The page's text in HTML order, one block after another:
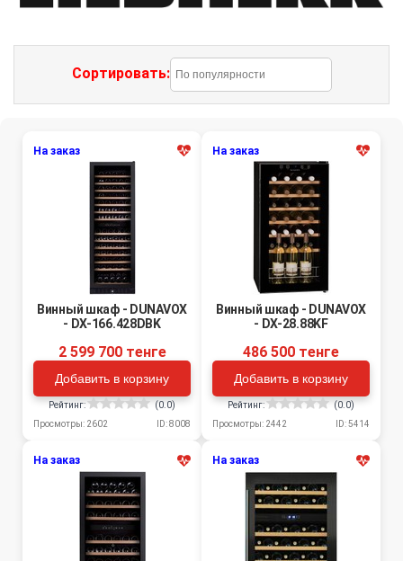
Сортировать:
На заказ
Винный шкаф - DUNAVOX
- DX-166.428DBK
2 599 700 тенге
Добавить в корзину
Рейтинг:
(0.0)
Просмотры: 2602
ID: 8008
На заказ
Винный шкаф - DUNAVOX
- DX-28.88KF
486 500 тенге
Добавить в корзину
Рейтинг:
(0.0)
Просмотры: 2442
ID: 5414
На заказ На заказ